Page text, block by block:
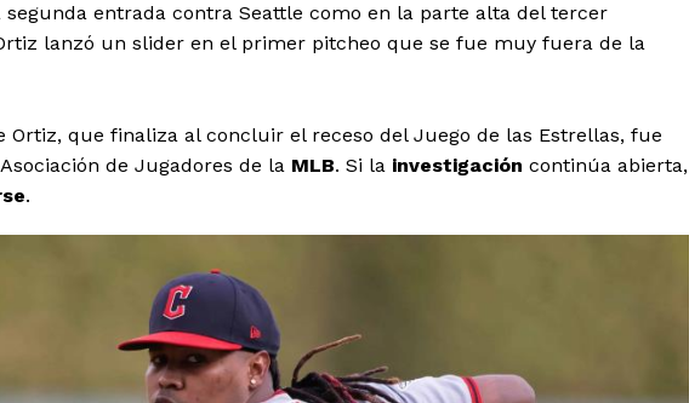
segunda entrada contra Seattle como en la parte alta del tercer
lanzó un slider en el primer pitcheo que se fue muy fuera de la
Ortiz, que finaliza al concluir el receso del Juego de las Estrellas, fue
de Jugadores de la MLB. Si la investigación continúa abierta,
.